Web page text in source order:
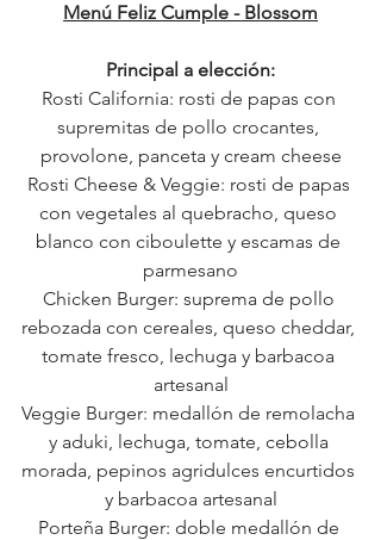
Menú Feliz Cumple - Blossom
Principal a elección:
Rosti California: rosti de papas con
supremitas de pollo crocantes,
provolone, panceta y cream cheese
Rosti Cheese & Veggie: rosti de papas
con vegetales al quebracho, queso
blanco con ciboulette y escamas de
parmesano
Chicken Burger: suprema de pollo
rebozada con cereales, queso cheddar,
tomate fresco, lechuga y barbacoa
artesanal
Veggie Burger: medallón de remolacha
y aduki, lechuga, tomate, cebolla
morada, pepinos agridulces encurtidos
y barbacoa artesanal
Porteña Burger: doble medallón de